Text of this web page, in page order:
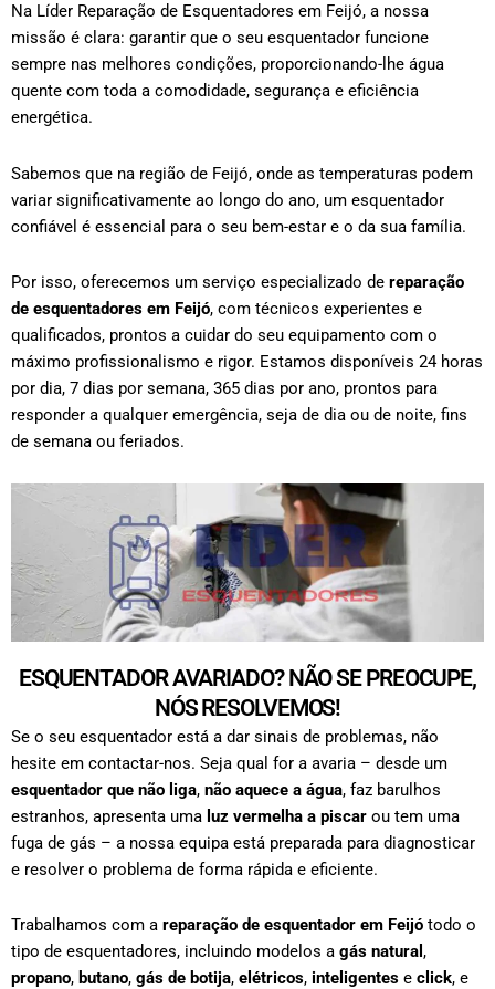
Na Líder Reparação de Esquentadores em Feijó, a nossa
missão é clara: garantir que o seu esquentador funcione
sempre nas melhores condições, proporcionando-lhe água
quente com toda a comodidade, segurança e eficiência
energética.
Sabemos que na região de Feijó, onde as temperaturas podem
variar significativamente ao longo do ano, um esquentador
confiável é essencial para o seu bem-estar e o da sua família.
Por isso, oferecemos um serviço especializado de reparação
de esquentadores em Feijó, com técnicos experientes e
qualificados, prontos a cuidar do seu equipamento com o
máximo profissionalismo e rigor. Estamos disponíveis 24 horas
por dia, 7 dias por semana, 365 dias por ano, prontos para
responder a qualquer emergência, seja de dia ou de noite, fins
de semana ou feriados.
ESQUENTADOR AVARIADO? NÃO SE PREOCUPE,
NÓS RESOLVEMOS!
Se o seu esquentador está a dar sinais de problemas, não
hesite em contactar-nos. Seja qual for a avaria – desde um
esquentador que não liga, não aquece a água, faz barulhos
estranhos, apresenta uma luz vermelha a piscar ou tem uma
fuga de gás – a nossa equipa está preparada para diagnosticar
e resolver o problema de forma rápida e eficiente.
Trabalhamos com a reparação de esquentador em Feijó todo o
tipo de esquentadores, incluindo modelos a gás natural ,
propano, butano, gás de botija, elétricos, inteligentes e click, e